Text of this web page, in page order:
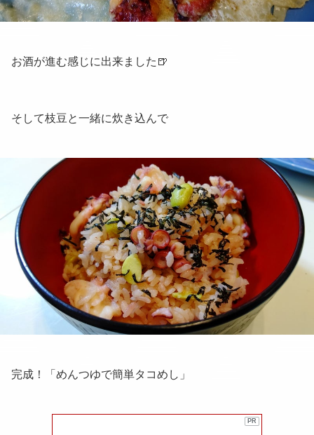
お酒が進む感じに出来ました🍺
そして枝豆と一緒に炊き込んで
完成！「めんつゆで簡単タコめし」
PR